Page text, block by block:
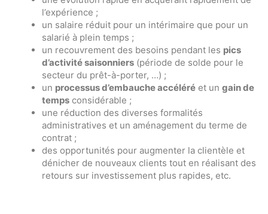
l’expérience ;
un salaire réduit pour un intérimaire que pour un
salarié à plein temps ;
un recouvrement des besoins pendant les pics
d’activité saisonniers (période de solde pour le
secteur du prêt-à-porter, …) ;
un processus d’embauche accéléré et un gain de
temps considérable ;
une réduction des diverses formalités
administratives et un aménagement du terme de
contrat ;
des opportunités pour augmenter la clientèle et
dénicher de nouveaux clients tout en réalisant des
retours sur investissement plus rapides, etc.